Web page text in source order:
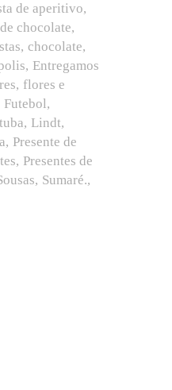
de aperitivo
chocolate
chocolate
Entregamos
flores e
Futebol
Lindt
Presente de
Presentes de
Sumaré.